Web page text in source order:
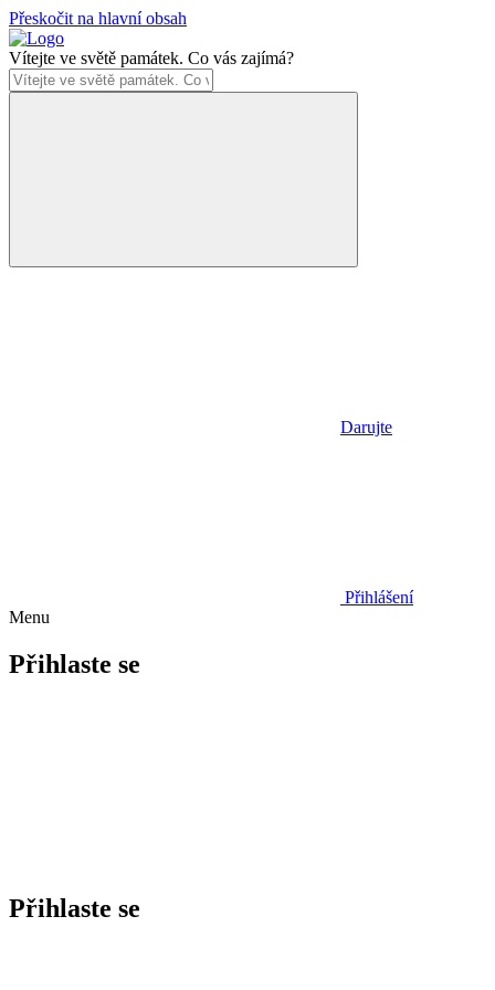
Přeskočit na hlavní obsah
Vítejte ve světě památek. Co vás zajímá?
Darujte
Přihlášení
Menu
Přihlaste se
Přihlaste se